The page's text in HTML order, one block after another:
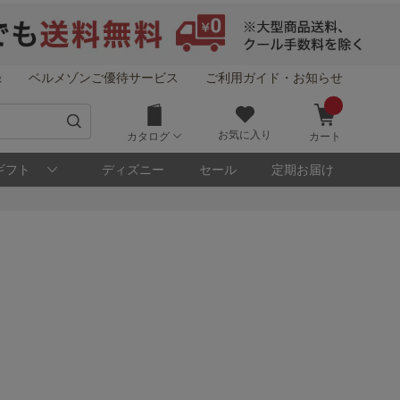
ベルメゾンご優待サービス ご利用ガイド・お知らせ
カタログ お気に入り カート
フト ディズニー セール 定期お届け